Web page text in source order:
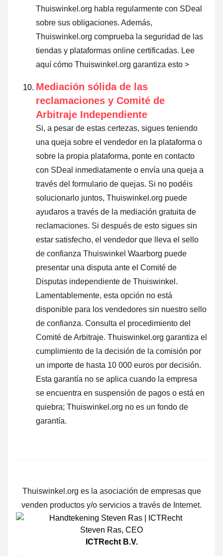
Thuiswinkel.org habla regularmente con SDeal
sobre sus obligaciones. Además,
Thuiswinkel.org comprueba la seguridad de las
tiendas y plataformas online certificadas. Lee
aquí cómo Thuiswinkel.org garantiza esto >
Mediación sólida de las
reclamaciones y Comité de
Arbitraje Independiente
Si, a pesar de estas certezas, sigues teniendo
una queja sobre el vendedor en la plataforma o
sobre la propia plataforma, ponte en contacto
con SDeal inmediatamente o envía una queja a
través del formulario de quejas. Si no podéis
solucionarlo juntos, Thuiswinkel.org puede
ayudaros a través de la mediación gratuita de
reclamaciones. Si después de esto sigues sin
estar satisfecho, el vendedor que lleva el sello
de confianza Thuiswinkel Waarborg puede
presentar una disputa ante el Comité de
Disputas independiente de Thuiswinkel.
Lamentablemente, esta opción no está
disponible para los vendedores sin nuestro sello
de confianza. Consulta el procedimiento del
Comité de Arbitraje. Thuiswinkel.org garantiza el
cumplimiento de la decisión de la comisión por
un importe de hasta 10 000 euros por decisión.
Esta garantía no se aplica cuando la empresa
se encuentra en suspensión de pagos o está en
quiebra; Thuiswinkel.org no es un fondo de
garantía.
Thuiswinkel.org es la asociación de empresas que
venden productos y/o servicios a través de Internet.
Steven Ras, CEO
ICTRecht B.V.